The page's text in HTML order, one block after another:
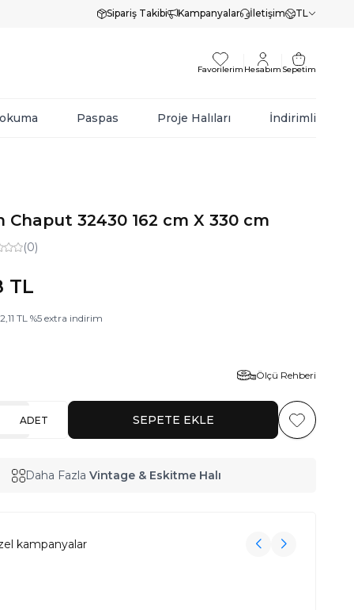
Sipariş Takibi Kampanyalar İletişim TL
Favorilerim Hesabım Sepetim
Paspas Proje Halıları İndirimli
Chaput 32430 162 cm X 330 cm
(0)
TL
TL %5 extra indirim
Ölçü Rehberi
ADET SEPETE EKLE Favoriye
Daha Fazla Vintage & Eskitme Halı
kampanyalar